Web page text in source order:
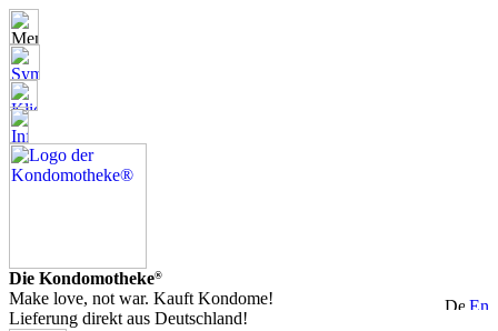
Die Kondomotheke®
Make love, not war. Kauft Kondome!
Lieferung direkt aus Deutschland!